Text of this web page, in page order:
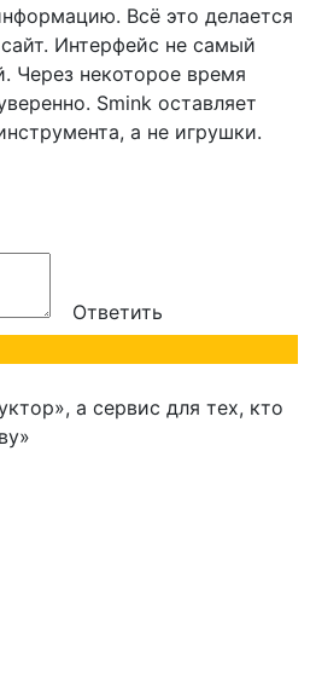
Всё это делается
Интерфейс не самый
Через некоторое время
Smink оставляет
а не игрушки.
Ответить
а сервис для тех, кто